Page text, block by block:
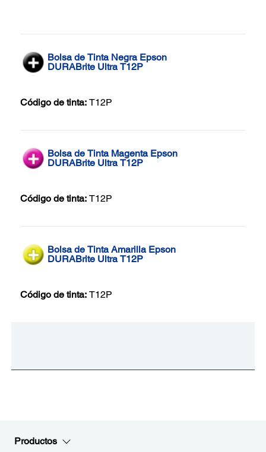
Bolsa de Tinta Negra Epson
DURABrite Ultra T12P
Código de tinta: T12P
Bolsa de Tinta Magenta Epson
DURABrite Ultra T12P
Código de tinta: T12P
Bolsa de Tinta Amarilla Epson
DURABrite Ultra T12P
Código de tinta: T12P
Productos